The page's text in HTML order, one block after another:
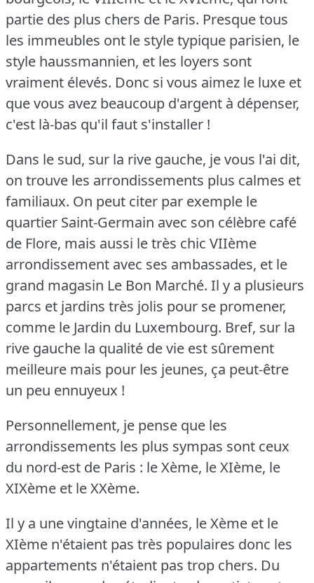
partie des plus chers de Paris. Presque tous
les immeubles ont le style typique parisien, le
style haussmannien, et les loyers sont
vraiment élevés. Donc si vous aimez le luxe et
que vous avez beaucoup d'argent à dépenser,
c'est là-bas qu'il faut s'installer !
Dans le sud, sur la rive gauche, je vous l'ai dit,
on trouve les arrondissements plus calmes et
familiaux. On peut citer par exemple le
quartier Saint-Germain avec son célèbre café
de Flore, mais aussi le très chic VIIème
arrondissement avec ses ambassades, et le
grand magasin Le Bon Marché. Il y a plusieurs
parcs et jardins très jolis pour se promener,
comme le Jardin du Luxembourg. Bref, sur la
rive gauche la qualité de vie est sûrement
meilleure mais pour les jeunes, ça peut-être
un peu ennuyeux !
Personnellement, je pense que les
arrondissements les plus sympas sont ceux
du nord-est de Paris : le Xème, le XIème, le
XIXème et le XXème.
Il y a une vingtaine d'années, le Xème et le
XIème n'étaient pas très populaires donc les
appartements n'étaient pas trop chers. Du